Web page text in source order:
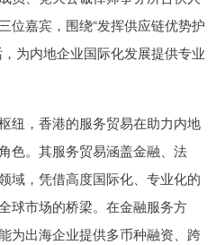
位嘉宾，围绕“发挥供应链优势护
为内地企业国际化发展提供专业
，香港的服务贸易在助力内地
色。其服务贸易涵盖金融、法
域，凭借高度国际化、专业化的
球市场的桥梁。在金融服务方
为出海企业提供多币种融资、跨